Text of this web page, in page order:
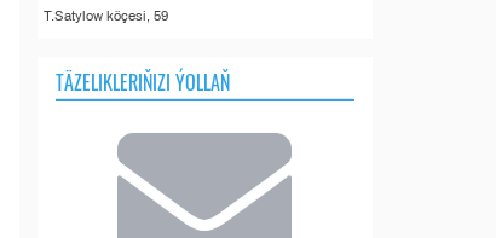
T.Satylow köçesi, 59
TÄZELIKLERIŇIZI ÝOLLAŇ